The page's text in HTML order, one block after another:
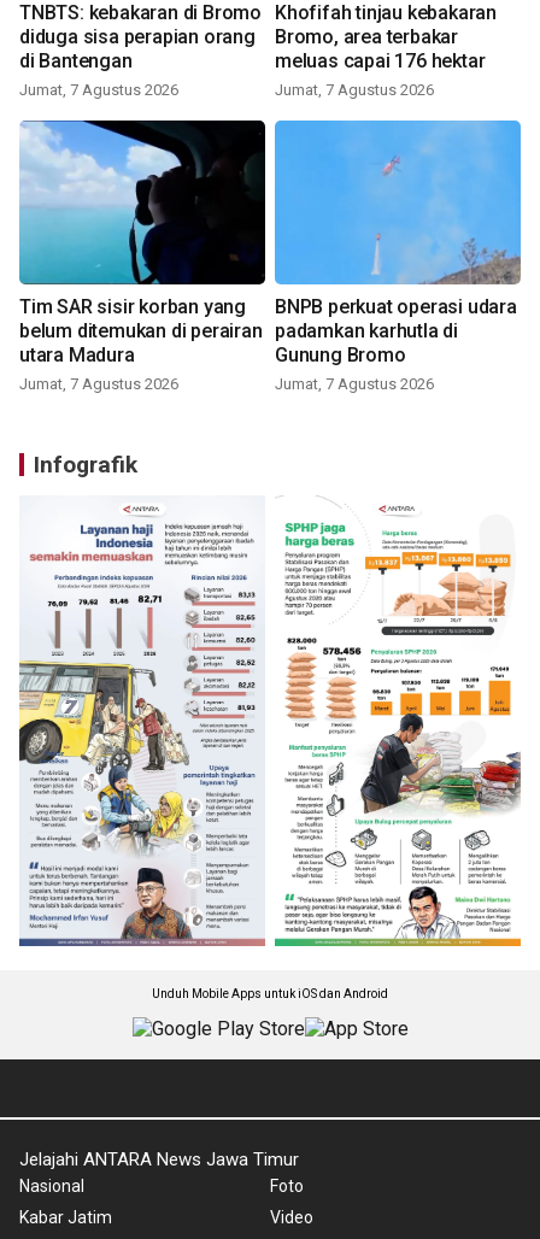
TNBTS: kebakaran di Bromo
diduga sisa perapian orang
di Bantengan
Jumat, 7 Agustus 2026
Khofifah tinjau kebakaran
Bromo, area terbakar
meluas capai 176 hektar
Jumat, 7 Agustus 2026
Tim SAR sisir korban yang
belum ditemukan di perairan
utara Madura
Jumat, 7 Agustus 2026
BNPB perkuat operasi udara
padamkan karhutla di
Gunung Bromo
Jumat, 7 Agustus 2026
Infografik
Unduh Mobile Apps untuk iOS dan Android
Jelajahi ANTARA News Jawa Timur
Nasional
Kabar Jatim
Foto
Video